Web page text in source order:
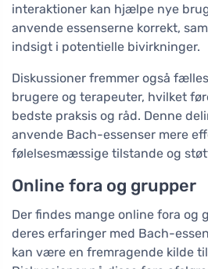
interaktioner kan hjælpe nye
anvende essenserne korrekt,
indsigt i potentielle bivirkninger.
Diskussioner fremmer også
brugere og terapeuter, hvilket
bedste praksis og råd. Denne
anvende Bach-essenser mere
følelsesmæssige tilstande og
Online fora og grupper
Der findes mange online fora og
deres erfaringer med Bach-
kan være en fremragende kilde